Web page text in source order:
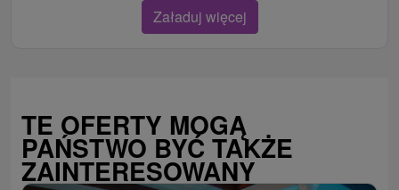
Załaduj więcej
TE OFERTY MOGĄ
PAŃSTWO BYĆ TAKŻE
ZAINTERESOWANY